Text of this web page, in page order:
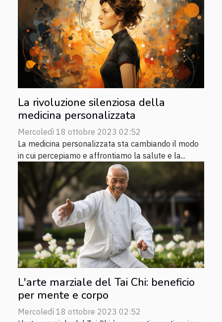
La rivoluzione silenziosa della
medicina personalizzata
Mercoledì 18 ottobre 2023 02:52
La medicina personalizzata sta cambiando il modo
in cui percepiamo e affrontiamo la salute e la...
L'arte marziale del Tai Chi: beneficio
per mente e corpo
Mercoledì 18 ottobre 2023 02:52